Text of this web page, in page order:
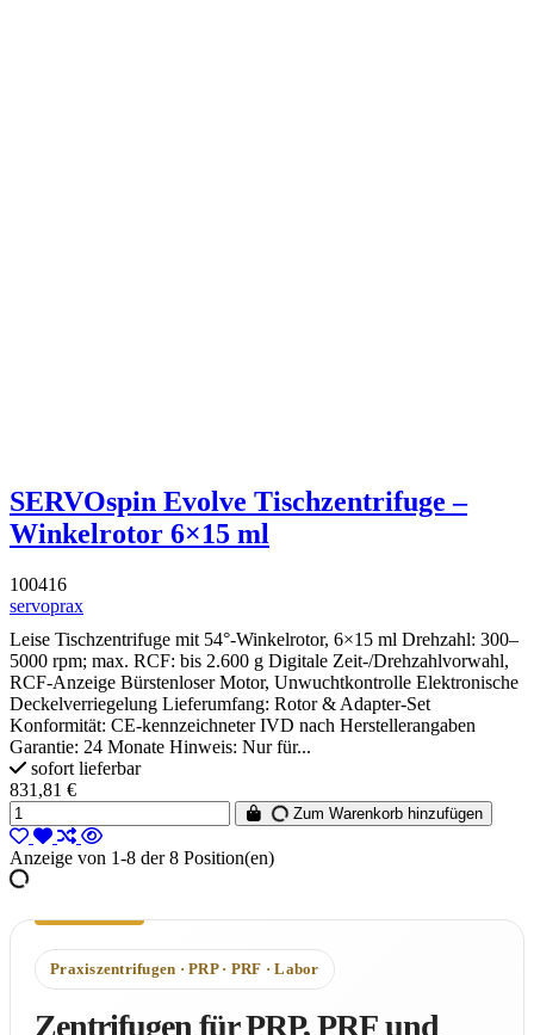
SERVOspin Evolve Tischzentrifuge –
Winkelrotor 6×15 ml
100416
servoprax
Leise Tischzentrifuge mit 54°-Winkelrotor, 6×15 ml Drehzahl: 300–
5000 rpm; max. RCF: bis 2.600 g Digitale Zeit-/Drehzahlvorwahl,
RCF-Anzeige Bürstenloser Motor, Unwuchtkontrolle Elektronische
Deckelverriegelung Lieferumfang: Rotor & Adapter-Set
Konformität: CE-kennzeichneter IVD nach Herstellerangaben
Garantie: 24 Monate Hinweis: Nur für...
sofort lieferbar
831,81 €
Zum Warenkorb hinzufügen
Anzeige von 1-8 der 8 Position(en)
Praxiszentrifugen · PRP · PRF · Labor
Zentrifugen für PRP, PRF und